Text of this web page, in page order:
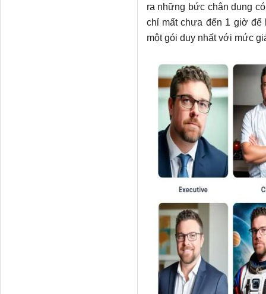
ra những bức chân dung
chỉ mất chưa đến 1 giờ để
một gói duy nhất với mức